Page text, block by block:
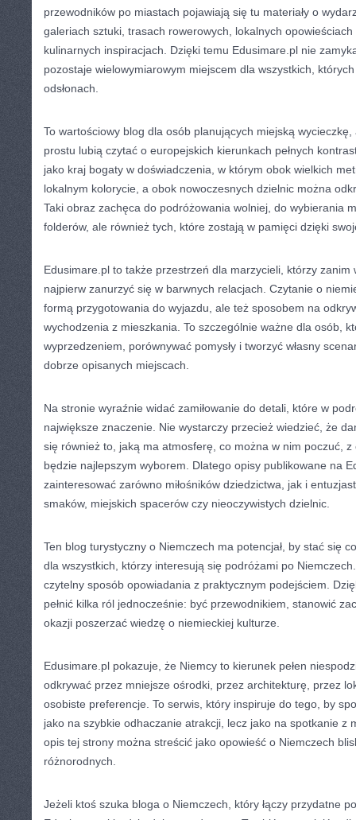
przewodników po miastach pojawiają się tu materiały o
galeriach sztuki, trasach rowerowych, lokalnych
kulinarnych inspiracjach. Dzięki temu Edusimare.pl nie
pozostaje wielowymiarowym miejscem dla wszystkich,
odsłonach.
To wartościowy blog dla osób planujących miejską
prostu lubią czytać o europejskich kierunkach pełnych
jako kraj bogaty w doświadczenia, w którym obok wielkich
lokalnym kolorycie, a obok nowoczesnych dzielnic można
Taki obraz zachęca do podróżowania wolniej, do wybierania
folderów, ale również tych, które zostają w pamięci dzięki
Edusimare.pl to także przestrzeń dla marzycieli, którzy zanim
najpierw zanurzyć się w barwnych relacjach. Czytanie o
formą przygotowania do wyjazdu, ale też sposobem na
wychodzenia z mieszkania. To szczególnie ważne dla osób,
wyprzedzeniem, porównywać pomysły i tworzyć własny
dobrze opisanych miejscach.
Na stronie wyraźnie widać zamiłowanie do detali, które w
największe znaczenie. Nie wystarczy przecież wiedzieć, że
się również to, jaką ma atmosferę, co można w nim poczuć,
będzie najlepszym wyborem. Dlatego opisy publikowane na
zainteresować zarówno miłośników dziedzictwa, jak i
smaków, miejskich spacerów czy nieoczywistych dzielnic.
Ten blog turystyczny o Niemczech ma potencjał, by stać się
dla wszystkich, którzy interesują się podróżami po
czytelny sposób opowiadania z praktycznym podejściem.
pełnić kilka ról jednocześnie: być przewodnikiem, stanowić
okazji poszerzać wiedzę o niemieckiej kulturze.
Edusimare.pl pokazuje, że Niemcy to kierunek pełen
odkrywać przez mniejsze ośrodki, przez architekturę, przez
osobiste preferencje. To serwis, który inspiruje do tego, by
jako na szybkie odhaczanie atrakcji, lecz jako na spotkanie z
opis tej strony można streścić jako opowieść o Niemczech
różnorodnych.
Jeżeli ktoś szuka bloga o Niemczech, który łączy przydatne